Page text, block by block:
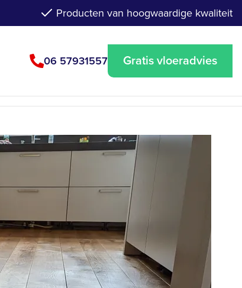
Producten van hoogwaardige kwaliteit
06 57931557 Gratis vloeradvies